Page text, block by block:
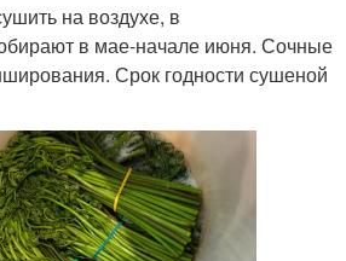
на воздухе, в
в мае-начале июня. Сочные
Срок годности сушеной